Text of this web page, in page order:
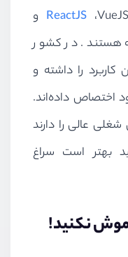
VueJS، ReactJS و
هستند. در کشور
کاربرد را داشته و
اختصاص داده‌اند.
عالی را دارند
بهتر است سراغ
نکنید!